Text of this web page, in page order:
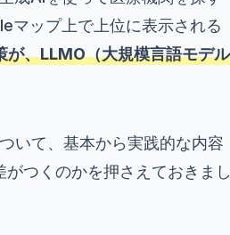
マップ上で上位に表示される
が、LLMO（大規模言語モデル
いて、基本から実践的な内容
つくのかを押さえておきま